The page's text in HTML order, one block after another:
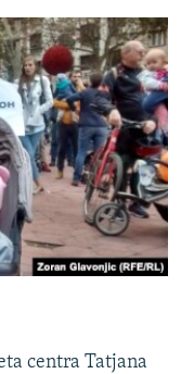
centra Tatjana